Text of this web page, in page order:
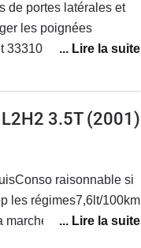
de portes latérales et
les poignées
33310 me dit de me
problèmes des
de mes camions C EST
en moyenne N
les réparer
L2H2 3.5T(2001)
raisonnable si
les régimes7,6lt/100km
marche arrière parfois